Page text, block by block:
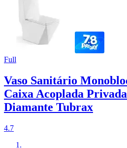
Full
Vaso Sanitário
Caixa Acoplada
Diamante Tubrax
4.7